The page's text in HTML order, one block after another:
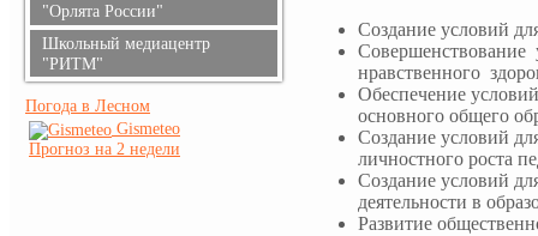
"Орлята России"
Школьный медиацентр
"РИТМ"
Погода в Лесном
Gismeteo
Прогноз на 2 недели
Создание условий
Совершенствование
нравственного
Обеспечение
основного общего
Создание условий
личностного роста
Создание условий
деятельности в
Развитие